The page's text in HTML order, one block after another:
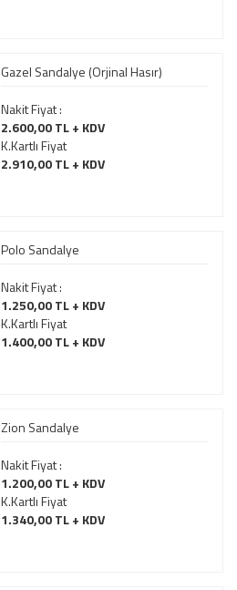
Gazel Sandalye (Orjinal Hasır)
Nakit Fiyat :
2.600,00 TL + KDV
K.Kartlı Fiyat
2.910,00 TL + KDV
Polo Sandalye
Nakit Fiyat :
1.250,00 TL + KDV
K.Kartlı Fiyat
1.400,00 TL + KDV
Zion Sandalye
Nakit Fiyat :
1.200,00 TL + KDV
K.Kartlı Fiyat
1.340,00 TL + KDV